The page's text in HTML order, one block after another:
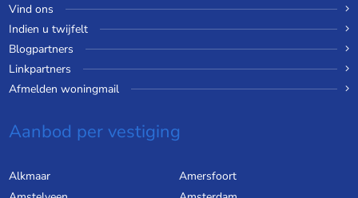
Vind ons
Indien u twijfelt
Blogpartners
Linkpartners
Afmelden woningmail
Aanbod per vestiging
Alkmaar
Amersfoort